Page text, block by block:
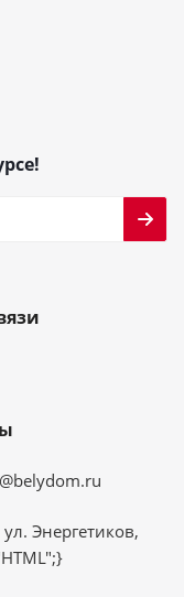
ул. Энергетиков,